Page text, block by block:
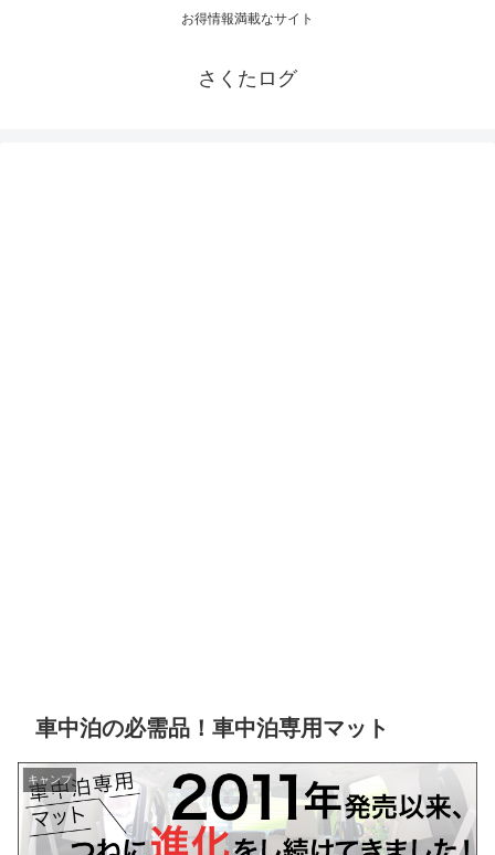
お得情報満載なサイト
さくたログ
車中泊の必需品！車中泊専用マット
キャンプ